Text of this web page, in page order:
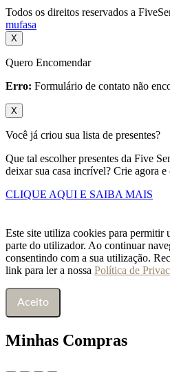
Todos os direitos reservados a
mufasa
X
Quero Encomendar
Erro: Formulário de contato não
X
Você já criou sua lista de presentes?
Que tal escolher presentes da Five
deixar sua casa incrível? Crie agora
CLIQUE AQUI E SAIBA MAIS
Este site utiliza cookies para permitir
parte do utilizador. Ao continuar
consentindo com a sua utilização.
link para ler a nossa Política de
Aceito
Minhas Compras